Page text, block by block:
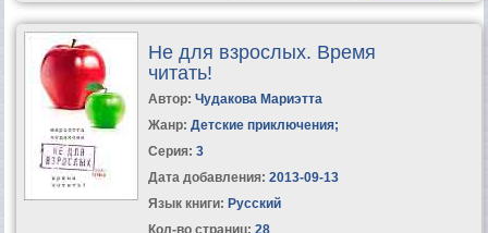
Не для взрослых. Время
читать!
Автор: Чудакова Мариэтта
Жанр: Детские приключения;
Серия: 3
Дата добавления: 2013-09-13
Язык книги: Русский
Кол-во страниц: 28